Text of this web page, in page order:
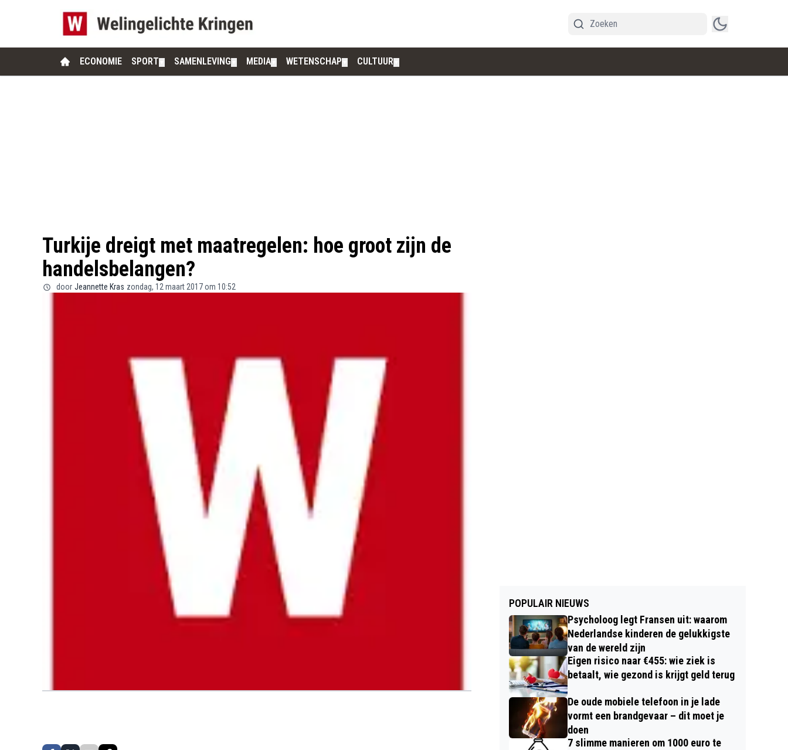
ECONOMIE SPORT SAMENLEVING MEDIA WETENSCHAP CULTUUR
Turkije dreigt met maatregelen: hoe groot zijn de
handelsbelangen?
door Jeannette Kras zondag, 12 maart 2017 om 10:52
POPULAIR NIEUWS
Psycholoog legt Fransen uit: waarom
Nederlandse kinderen de gelukkigste
van de wereld zijn
Eigen risico naar €455: wie ziek is
betaalt, wie gezond is krijgt geld terug
De oude mobiele telefoon in je lade
vormt een brandgevaar – dit moet je
doen
7 slimme manieren om 1000 euro te